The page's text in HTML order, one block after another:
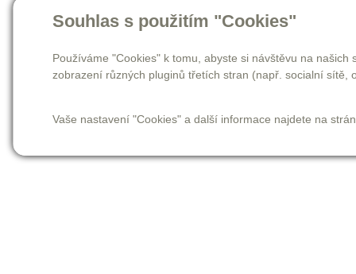
Souhlas s použitím "Cookies"
Používáme "Cookies" k tomu, abyste si návštěvu na
zobrazení různých pluginů třetích stran (např. socialní sítě,
Vaše nastavení "Cookies" a další informace najdete na